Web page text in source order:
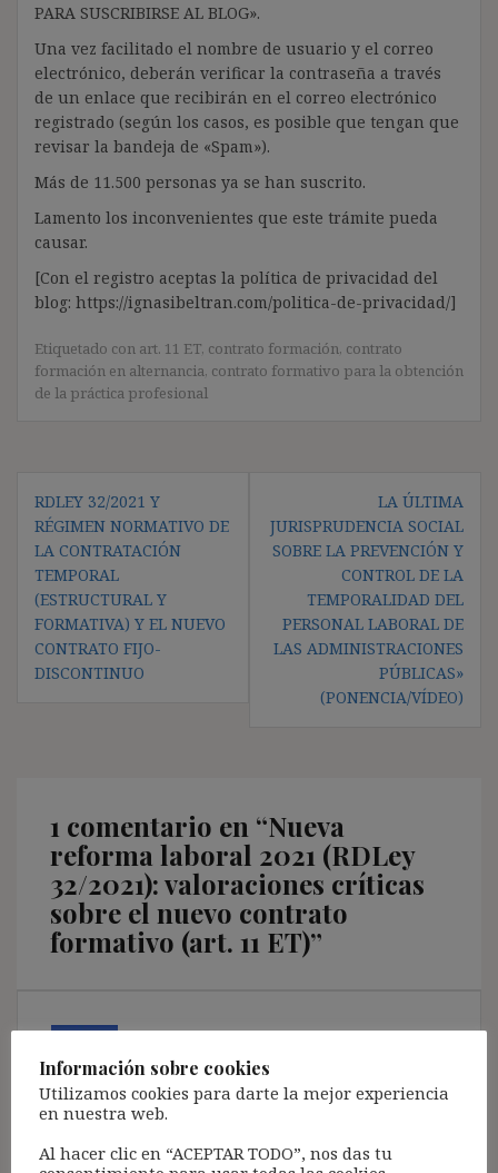
PARA SUSCRIBIRSE AL BLOG».
Una vez facilitado el nombre de usuario y el correo
electrónico, deberán verificar la contraseña a través
de un enlace que recibirán en el correo electrónico
registrado (según los casos, es posible que tengan que
revisar la bandeja de «Spam»).
Más de 11.500 personas ya se han suscrito.
Lamento los inconvenientes que este trámite pueda
causar.
[Con el registro aceptas la política de privacidad del
blog: https://ignasibeltran.com/politica-de-privacidad/]
Etiquetado con art. 11 ET, contrato formación, contrato
formación en alternancia, contrato formativo para la obtención
de la práctica profesional
de
entradas
RDLEY 32/2021 Y
RÉGIMEN NORMATIVO DE
LA CONTRATACIÓN
TEMPORAL
(ESTRUCTURAL Y
FORMATIVA) Y EL NUEVO
CONTRATO FIJO-
DISCONTINUO
LA ÚLTIMA
JURISPRUDENCIA SOCIAL
SOBRE LA PREVENCIÓN Y
CONTROL DE LA
TEMPORALIDAD DEL
PERSONAL LABORAL DE
LAS ADMINISTRACIONES
PÚBLICAS»
(PONENCIA/VÍDEO)
1 comentario en “Nueva
reforma laboral 2021 (RDLey
32/2021): valoraciones críticas
sobre el nuevo contrato
formativo (art. 11 ET)”
Justo Luis González de la Vega dice:
5 enero, 2022 a las 08:12
Buenos días.
Un abrazo
Información sobre cookies
Utilizamos cookies para darte la mejor experiencia
en nuestra web.
Al hacer clic en “ACEPTAR TODO”, nos das tu